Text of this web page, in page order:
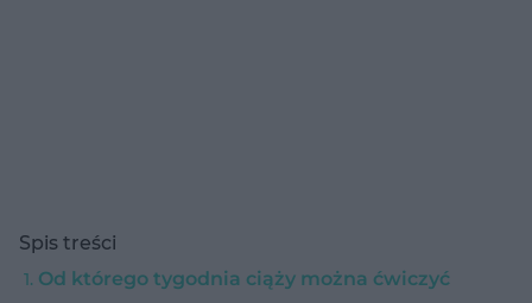
Spis treści
Od którego tygodnia ciąży można ćwiczyć